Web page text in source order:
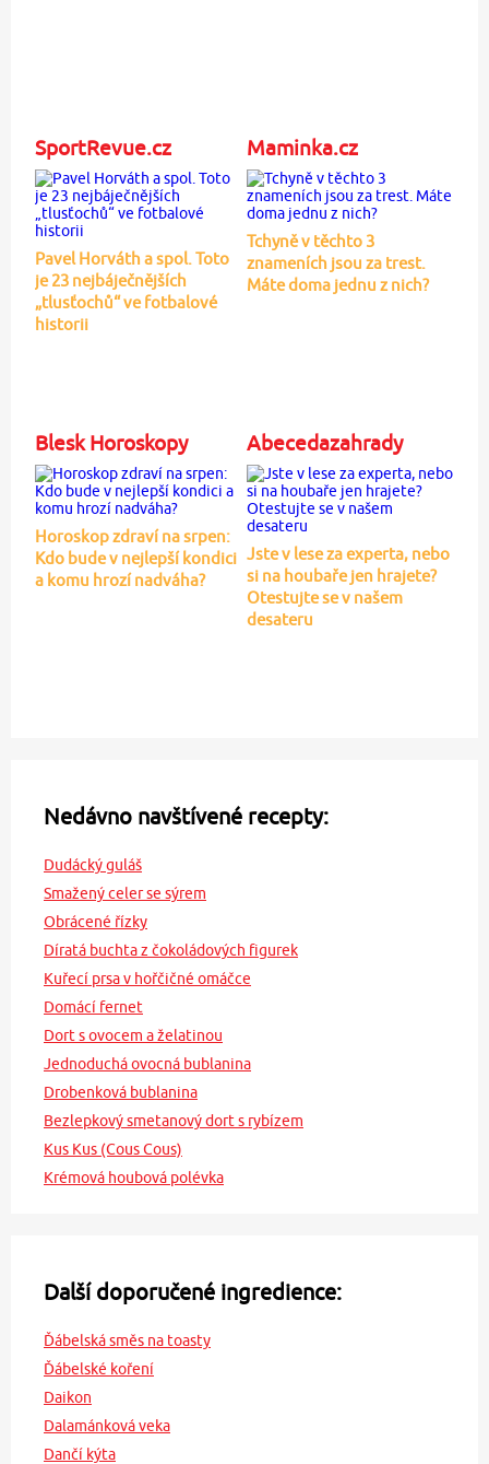
SportRevue.cz
Pavel Horváth a spol. Toto
je 23 nejbáječnějších
„tlusťochů“ ve fotbalové
historii
Maminka.cz
Tchyně v těchto 3
znameních jsou za trest.
Máte doma jednu z nich?
Blesk Horoskopy
Horoskop zdraví na srpen:
Kdo bude v nejlepší kondici
a komu hrozí nadváha?
Abecedazahrady
Jste v lese za experta, nebo
si na houbaře jen hrajete?
Otestujte se v našem
desateru
Nedávno navštívené recepty:
Dudácký guláš
Smažený celer se sýrem
Obrácené řízky
Díratá buchta z čokoládových figurek
Kuřecí prsa v hořčičné omáčce
Domácí fernet
Dort s ovocem a želatinou
Jednoduchá ovocná bublanina
Drobenková bublanina
Bezlepkový smetanový dort s rybízem
Kus Kus (Cous Cous)
Krémová houbová polévka
Další doporučené ingredience:
Ďábelská směs na toasty
Ďábelské koření
Daikon
Dalamánková veka
Dančí kýta